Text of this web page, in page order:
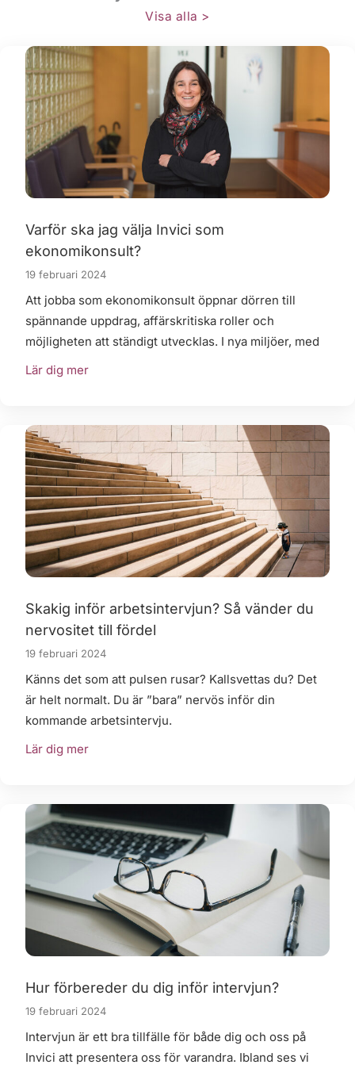
Visa alla >
Varför ska jag välja Invici som
ekonomikonsult?
19 februari 2024
Att jobba som ekonomikonsult öppnar dörren till
spännande uppdrag, affärskritiska roller och
möjligheten att ständigt utvecklas. I nya miljöer, med
Lär dig mer
Skakig inför arbetsintervjun? Så vänder du
nervositet till fördel
19 februari 2024
Känns det som att pulsen rusar? Kallsvettas du? Det
är helt normalt. Du är ”bara” nervös inför din
kommande arbetsintervju.
Lär dig mer
Hur förbereder du dig inför intervjun?
19 februari 2024
Intervjun är ett bra tillfälle för både dig och oss på
Invici att presentera oss för varandra. Ibland ses vi